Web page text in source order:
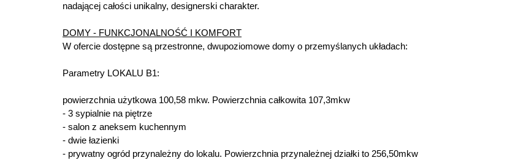
nadającej całości unikalny, designerski charakter.
DOMY - FUNKCJONALNOŚĆ I KOMFORT
W ofercie dostępne są przestronne, dwupoziomowe domy o przemyślanych układach:
Parametry LOKALU B1:
powierzchnia użytkowa 100,58 mkw. Powierzchnia całkowita 107,3mkw
- 3 sypialnie na piętrze
- salon z aneksem kuchennym
- dwie łazienki
- prywatny ogród przynależny do lokalu. Powierzchnia przynależnej działki to 256,50mkw